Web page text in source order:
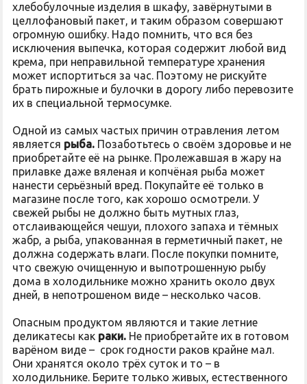
хлебобулочные изделия в шкафу, завёрнутыми в
целлофановый пакет, и таким образом совершают
огромную ошибку. Надо помнить, что вся без
исключения выпечка, которая содержит любой вид
крема, при неправильной температуре хранения
может испортиться за час. Поэтому не рискуйте
брать пирожные и булочки в дорогу либо перевозите
их в специальной термосумке.
Одной из самых частых причин отравления летом
является рыба. Позаботьтесь о своём здоровье и не
приобретайте её на рынке. Пролежавшая в жару на
прилавке даже вяленая и копчёная рыба может
нанести серьёзный вред. Покупайте её только в
магазине после того, как хорошо осмотрели. У
свежей рыбы не должно быть мутных глаз,
отслаивающейся чешуи, плохого запаха и тёмных
жабр, а рыба, упакованная в герметичный пакет, не
должна содержать влаги. После покупки помните,
что свежую очищенную и выпотрошенную рыбу
дома в холодильнике можно хранить около двух
дней, в непотрошеном виде – несколько часов.
Опасным продуктом являются и такие летние
деликатесы как раки. Не приобретайте их в готовом
варёном виде – срок годности раков крайне мал.
Они хранятся около трёх суток и то – в
холодильнике. Берите только живых, естественного